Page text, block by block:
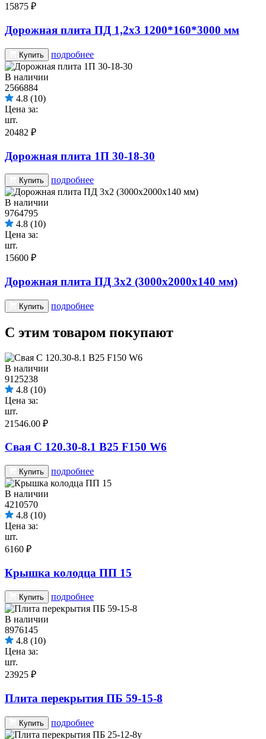
15875 ₽
Дорожная плита ПД 1,2х3 1200*160*3000 мм
Купить подробнее
В наличии
2566884
4.8 (10)
Цена за:
шт.
20482 ₽
Дорожная плита 1П 30-18-30
Купить подробнее
В наличии
9764795
4.8 (10)
Цена за:
шт.
15600 ₽
Дорожная плита ПД 3х2 (3000х2000х140 мм)
Купить подробнее
С этим товаром покупают
В наличии
9125238
4.8 (10)
Цена за:
шт.
21546.00 ₽
Свая С 120.30-8.1 B25 F150 W6
Купить подробнее
В наличии
4210570
4.8 (10)
Цена за:
шт.
6160 ₽
Крышка колодца ПП 15
Купить подробнее
В наличии
8976145
4.8 (10)
Цена за:
шт.
23925 ₽
Плита перекрытия ПБ 59-15-8
Купить подробнее